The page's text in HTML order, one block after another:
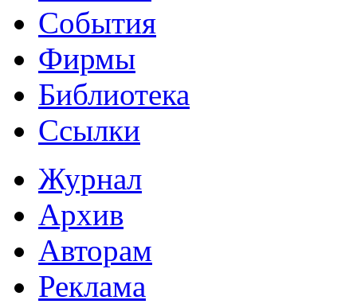
События
Фирмы
Библиотека
Ссылки
Журнал
Архив
Авторам
Реклама